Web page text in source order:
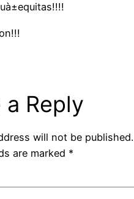
a Reply
will not be published.
are marked *